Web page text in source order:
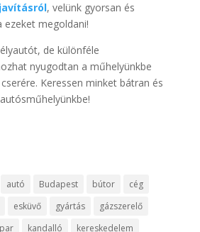
, velünk gyorsan és
ezeket megoldani!
de különféle
nyugodtan a műhelyünkbe
Keressen minket bátran és
autó Budapest bútor
cég
esküvő gyártás
gázszerelő
kandalló kereskedelem